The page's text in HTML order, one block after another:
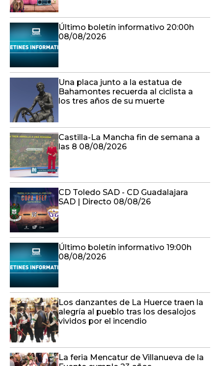
Último boletín informativo 20:00h
08/08/2026
Una placa junto a la estatua de
Bahamontes recuerda al ciclista a
los tres años de su muerte
Castilla-La Mancha fin de semana a
las 8 08/08/2026
CD Toledo SAD - CD Guadalajara
SAD | Directo 08/08/26
Último boletín informativo 19:00h
08/08/2026
Los danzantes de La Huerce traen la
alegría al pueblo tras los desalojos
vividos por el incendio
La feria Mencatur de Villanueva de la